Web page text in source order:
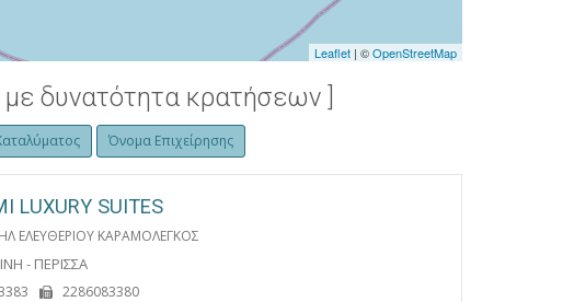
Leaflet | ©OpenStreetMap
δυνατότητα κρατήσεων ]
Όνομα Επιχείρησης
LUXURY SUITES
ΕΛΕΥΘΕΡΙΟΥ ΚΑΡΑΜΟΛΕΓΚΟΣ
- ΠΕΡΙΣΣΑ
2286083380